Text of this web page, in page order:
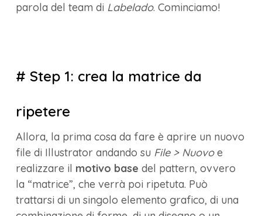
parola del team di Labelado. Cominciamo!
# Step 1: crea la matrice da
ripetere
Allora, la prima cosa da fare è aprire un nuovo
file di Illustrator andando su File > Nuovoe
realizzare il motivo base del pattern, ovvero
la “matrice”, che verrà poi ripetuta. Può
trattarsi di un singolo elemento grafico, di una